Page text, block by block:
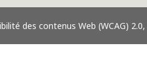
des contenus Web (WCAG)